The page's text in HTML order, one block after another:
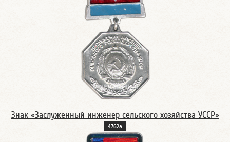
Знак «Заслуженный инженер сельского хозяйства УССР»
4762а